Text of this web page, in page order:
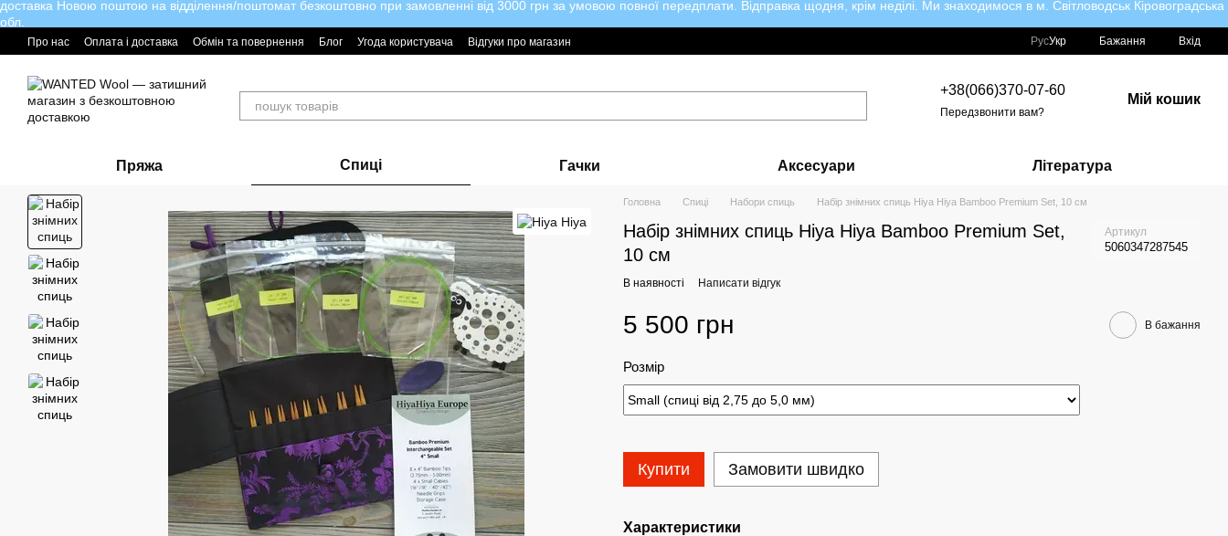
Перейти до основного контенту
доставка Новою поштою на відділення/поштомат безкоштовно при замовленні від 3000 грн за умовою повної передплати. Відправка щодня, крім неділі. Ми знаходимося в м. Світловодськ Кіровоградська
обл.
Про нас Оплата і доставка Обмін та повернення Блог Угода користувача Відгуки про магазин РусУкр Бажання Вхід
+38(066)370-07-60
Передзвонити вам?
Мій кошик
Пряжа Спиці Гачки Аксесуари Література
Головна Спиці Набори спиць Набір знімних спиць Hiya Hiya Bamboo Premium Set, 10 см
Набір знімних спиць Hiya Hiya Bamboo Premium Set,
10 см
Артикул
5060347287545
В наявності Написати відгук
5 500 грн В бажання
Розмір
Купити Замовити швидко
Характеристики